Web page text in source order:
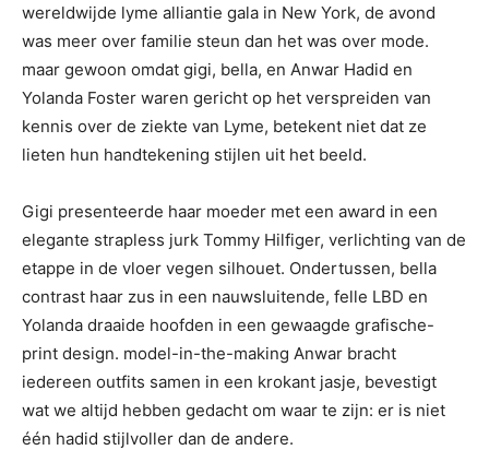
wereldwijde lyme alliantie gala in New York, de avond
was meer over familie steun dan het was over mode.
maar gewoon omdat gigi, bella, en Anwar Hadid en
Yolanda Foster waren gericht op het verspreiden van
kennis over de ziekte van Lyme, betekent niet dat ze
lieten hun handtekening stijlen uit het beeld.
Gigi presenteerde haar moeder met een award in een
elegante strapless jurk Tommy Hilfiger, verlichting van de
etappe in de vloer vegen silhouet. Ondertussen, bella
contrast haar zus in een nauwsluitende, felle LBD en
Yolanda draaide hoofden in een gewaagde grafische-
print design. model-in-the-making Anwar bracht
iedereen outfits samen in een krokant jasje, bevestigt
wat we altijd hebben gedacht om waar te zijn: er is niet
één hadid stijlvoller dan de andere.